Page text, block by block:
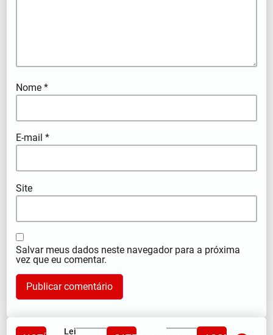
Nome*
E-mail*
Site
Salvar meus dados neste navegador para a próxima
vez que eu comentar.
Lei Maria